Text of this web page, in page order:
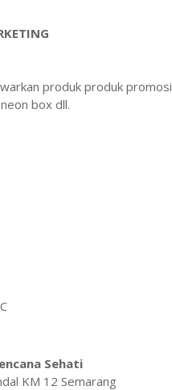
produk produk
box dll.
Sehati
KM 12 Semarang